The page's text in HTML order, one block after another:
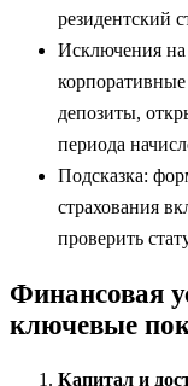
резидентский
Исключения на
депозиты,
периода
Подсказка:
страхования
проверить
Финансовая
ключевые
Капитал и